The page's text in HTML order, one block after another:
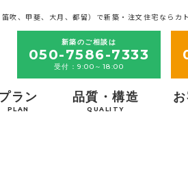
吹、甲斐、大月、都留）で新築・注文住宅ならカ
新築のご相談は
050-7586-7333
受付：9:00～18:00
ラン
PLAN
品質・構造
QUALITY